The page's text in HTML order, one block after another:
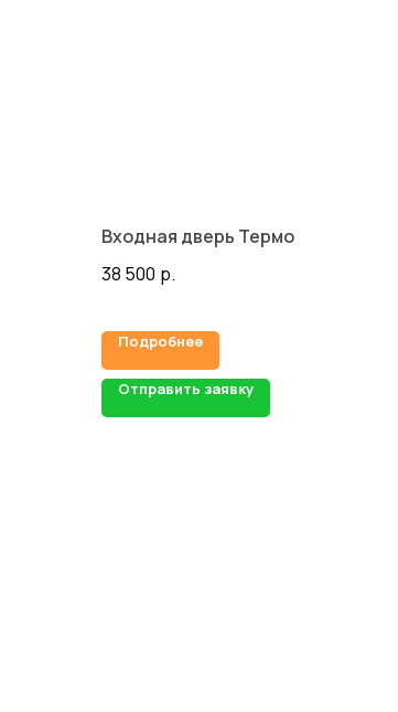
Входная дверь Термо
38 500 р.
Подробнее
Отправить заявку